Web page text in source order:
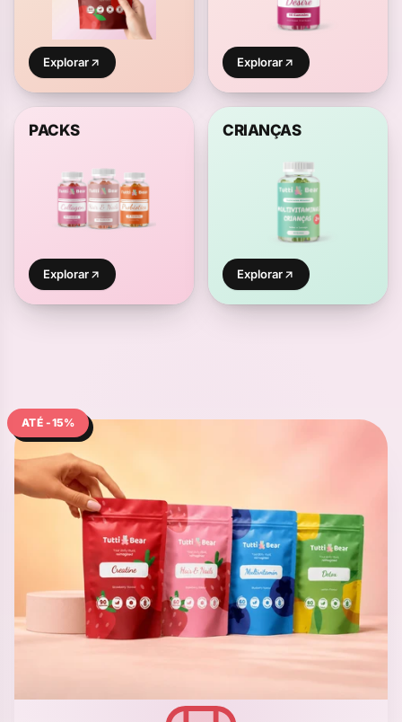
Explorar Explorar
PACKS
Explorar
CRIANÇAS
Explorar
ATÉ -15%